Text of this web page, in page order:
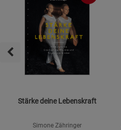
Stärke deine Lebenskraft
Simone Zähringer